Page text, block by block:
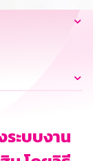
ระบบงาน